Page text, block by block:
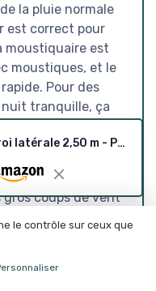
la pluie normale
est correct pour
moustiquaire est
moustiques, et le
Pour des
nuit tranquille, ça
tente.
d’histoires
gros coups de vent
de base
le laisses se
pas
Parasol de pêche avec paroi latérale 2,50 m - Parasol de pêche & tente-parapluie, résistant à l'eau, protection contre les moustiques, inclinaison à 45° - Tente de carpe pour le camping et
le contrôle sur ceux que